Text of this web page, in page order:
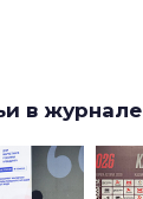
в журнале